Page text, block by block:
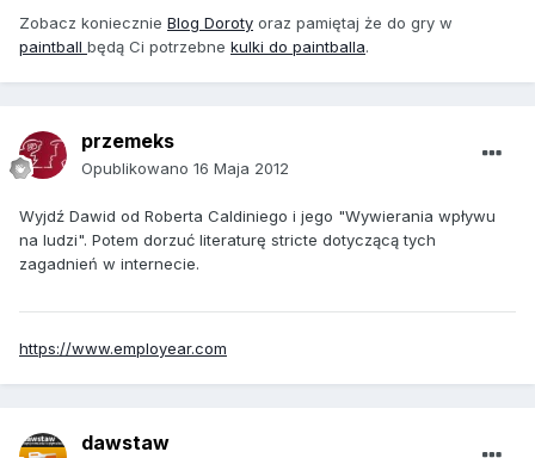
Zobacz koniecznie Blog Doroty oraz pamiętaj że do gry w
paintball będą Ci potrzebne kulki do paintballa.
przemeks
Opublikowano 16 Maja 2012
Wyjdź Dawid od Roberta Caldiniego i jego "Wywierania wpływu
na ludzi". Potem dorzuć literaturę stricte dotyczącą tych
zagadnień w internecie.
https://www.employear.com
dawstaw